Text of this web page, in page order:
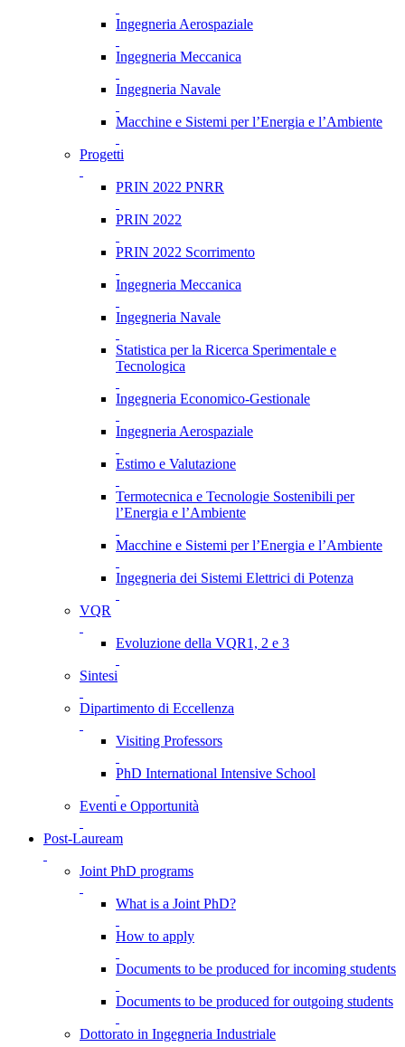
Ingegneria Aerospaziale
Ingegneria Meccanica
Ingegneria Navale
Macchine e Sistemi per l’Energia e l’Ambiente
Progetti
PRIN 2022 PNRR
PRIN 2022
PRIN 2022 Scorrimento
Ingegneria Meccanica
Ingegneria Navale
Statistica per la Ricerca Sperimentale e
Tecnologica
Ingegneria Economico-Gestionale
Ingegneria Aerospaziale
Estimo e Valutazione
Termotecnica e Tecnologie Sostenibili per
l’Energia e l’Ambiente
Macchine e Sistemi per l’Energia e l’Ambiente
Ingegneria dei Sistemi Elettrici di Potenza
VQR
Evoluzione della VQR1, 2 e 3
Sintesi
Dipartimento di Eccellenza
Visiting Professors
PhD International Intensive School
Eventi e Opportunità
Post-Lauream
Joint PhD programs
What is a Joint PhD?
How to apply
Documents to be produced for incoming students
Documents to be produced for outgoing students
Dottorato in Ingegneria Industriale